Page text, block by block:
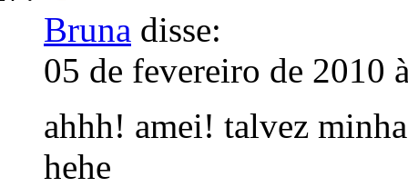
Bruna disse:
05 de fevereiro de 2010
ahhh! amei! talvez
hehe